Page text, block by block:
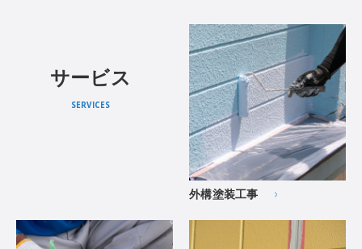
サービス
SERVICES
外構塗装工事